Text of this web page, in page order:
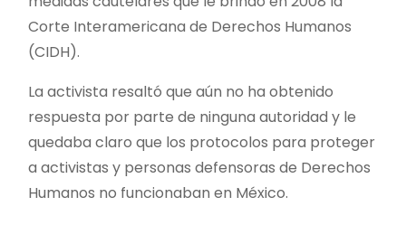
Corte Interamericana de Derechos Humanos
(CIDH).
La activista resaltó que aún no ha obtenido
respuesta por parte de ninguna autoridad y le
quedaba claro que los protocolos para proteger
a activistas y personas defensoras de Derechos
Humanos no funcionaban en México.